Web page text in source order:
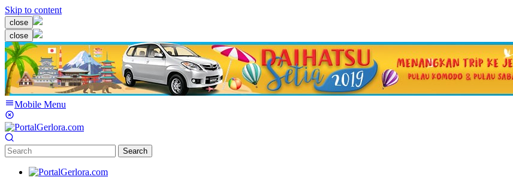
Skip to content
close
close
Mobile Menu
Search